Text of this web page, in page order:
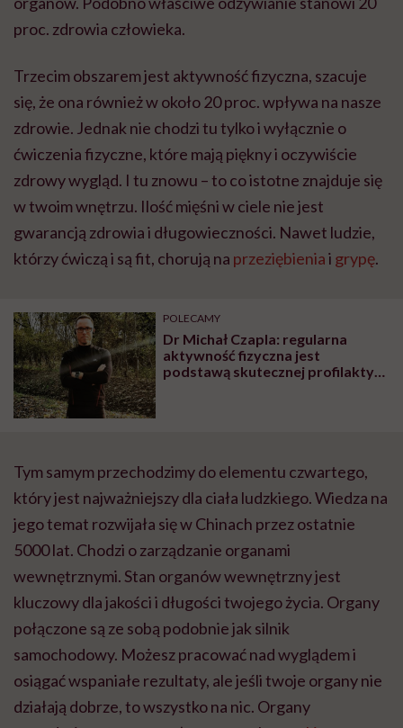
proc. zdrowia człowieka.
Trzecim obszarem jest aktywność fizyczna, szacuje
się, że ona również w około 20 proc. wpływa na nasze
zdrowie. Jednak nie chodzi tu tylko i wyłącznie o
ćwiczenia fizyczne, które mają piękny i oczywiście
zdrowy wygląd. I tu znowu – to co istotne znajduje się
w twoim wnętrzu. Ilość mięśni w ciele nie jest
gwarancją zdrowia i długowieczności. Nawet ludzie,
którzy ćwiczą i są fit, chorują na przeziębieniai grypę.
POLECAMY
Dr Michał Czapla: regularna
aktywność fizyczna jest
podstawą skutecznej profilaktyki
Tym samym przechodzimy do elementu czwartego,
który jest najważniejszy dla ciała ludzkiego. Wiedza na
jego temat rozwijała się w Chinach przez ostatnie
5000 lat. Chodzi o zarządzanie organami
wewnętrznymi. Stan organów wewnętrzny jest
kluczowy dla jakości i długości twojego życia. Organy
połączone są ze sobą podobnie jak silnik
samochodowy. Możesz pracować nad wyglądem i
osiągać wspaniałe rezultaty, ale jeśli twoje organy nie
działają dobrze, to wszystko na nic. Organy